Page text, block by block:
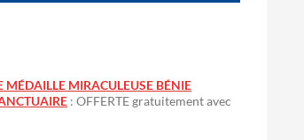
MÉDAILLE MIRACULEUSE BÉNIE
: OFFERTE gratuitement avec